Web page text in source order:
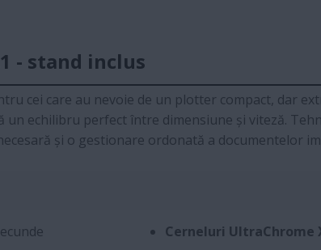
- stand inclus
cei care au nevoie de un plotter compact, dar
echilibru perfect între dimensiune și viteză.
și o gestionare ordonată a documentelor
Cerneluri UltraChrome